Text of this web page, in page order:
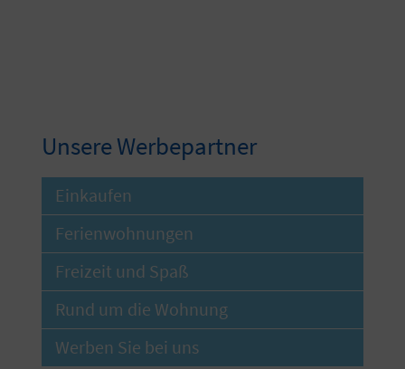
Unsere Werbepartner
Einkaufen
Ferienwohnungen
Freizeit und Spaß
Rund um die Wohnung
Werben Sie bei uns